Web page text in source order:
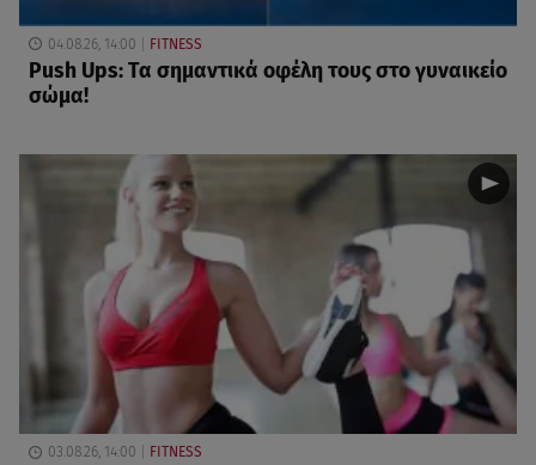
04.08.26, 14:00 FITNESS
Push Ups: Τα σημαντικά οφέλη τους στο γυναικείο
σώμα!
03.08.26, 14:00 FITNESS